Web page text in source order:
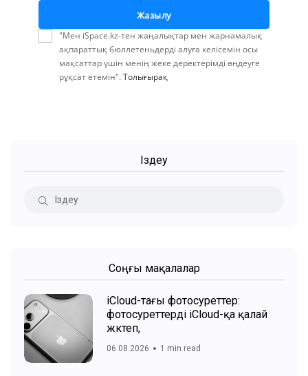
Жазылу
"Мен iSpace.kz-тен жаңалықтар мен жарнамалық
ақпараттық бюллетеньдерді алуға келісемін осы
мақсаттар үшін менің жеке деректерімді өңдеуге
рұқсат етемін".Толығырақ
Іздеу
Соңғы мақалалар
iCloud-тағы фотосуреттер:
фотосуреттерді iCloud-қа қалай
жүктеп,
06.08.2026 1 min read